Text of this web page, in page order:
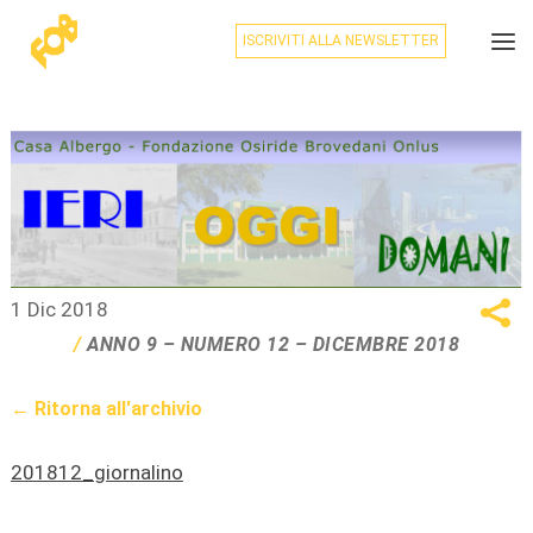
ISCRIVITI ALLA NEWSLETTER
ANNO 9 – NUMERO 12 – DICEMBRE 2018
1 Dic 2018
← Ritorna all'archivio
201812_giornalino